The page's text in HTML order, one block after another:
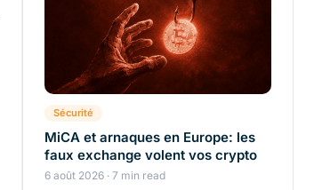
Sécurité
MiCA et arnaques en Europe: les
faux exchange volent vos crypto
6 août 2026 · 7 min read